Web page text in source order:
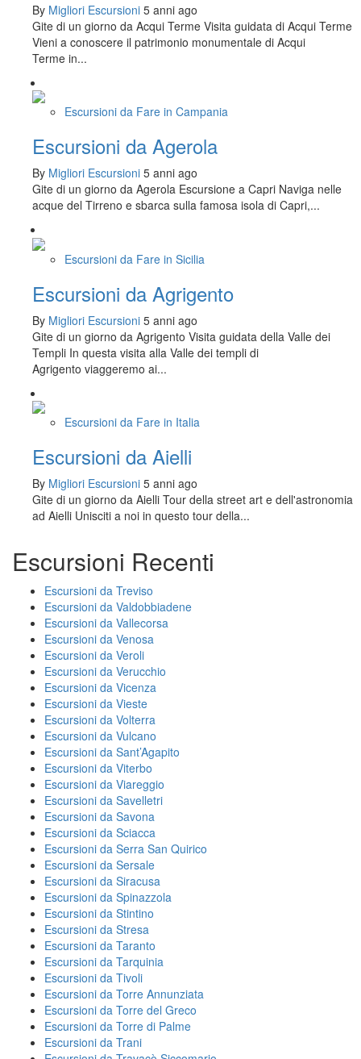
By Migliori Escursioni 5 anni ago
Gite di un giorno da Acqui Terme Visita guidata di Acqui Terme
Vieni a conoscere il patrimonio monumentale di Acqui
Terme in...
Escursioni da Fare in Campania
Escursioni da Agerola
By Migliori Escursioni 5 anni ago
Gite di un giorno da Agerola Escursione a Capri Naviga nelle
acque del Tirreno e sbarca sulla famosa isola di Capri,...
Escursioni da Fare in Sicilia
Escursioni da Agrigento
By Migliori Escursioni 5 anni ago
Gite di un giorno da Agrigento Visita guidata della Valle dei
Templi In questa visita alla Valle dei templi di
Agrigento viaggeremo ai...
Escursioni da Fare in Italia
Escursioni da Aielli
By Migliori Escursioni 5 anni ago
Gite di un giorno da Aielli Tour della street art e dell'astronomia
ad Aielli Unisciti a noi in questo tour della...
Escursioni Recenti
Escursioni da Treviso
Escursioni da Valdobbiadene
Escursioni da Vallecorsa
Escursioni da Venosa
Escursioni da Veroli
Escursioni da Verucchio
Escursioni da Vicenza
Escursioni da Vieste
Escursioni da Volterra
Escursioni da Vulcano
Escursioni da Sant’Agapito
Escursioni da Viterbo
Escursioni da Viareggio
Escursioni da Savelletri
Escursioni da Savona
Escursioni da Sciacca
Escursioni da Serra San Quirico
Escursioni da Sersale
Escursioni da Siracusa
Escursioni da Spinazzola
Escursioni da Stintino
Escursioni da Stresa
Escursioni da Taranto
Escursioni da Tarquinia
Escursioni da Tivoli
Escursioni da Torre Annunziata
Escursioni da Torre del Greco
Escursioni da Torre di Palme
Escursioni da Trani